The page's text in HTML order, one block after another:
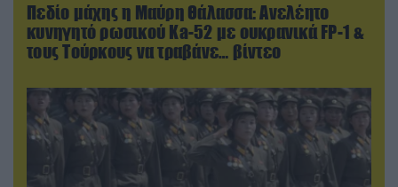
Πεδίο μάχης η Μαύρη Θάλασσα: Ανελέητο
κυνηγητό ρωσικού Ka-52 με ουκρανικά FP-1 &
τους Τούρκους να τραβάνε… βίντεο